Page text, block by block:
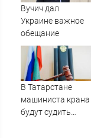
Вучич дал
Украине важное
обещание
В Татарстане
машиниста крана
будут судить